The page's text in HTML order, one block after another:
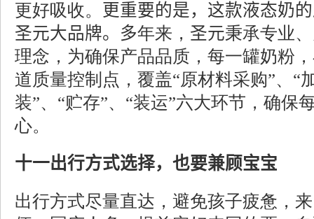
更好吸收。
更重要的是，这款液态奶
圣元大品牌。多年来， 圣元秉承专业
理念，为确保产品品质，每一罐奶粉
道质量控制点，覆盖“原材料采购”、“
装”、“贮存”、“装运”六大环节，确保
心。
十一出行方式选择，也要兼顾宝宝
出行方式尽量直达，避免孩子疲惫，